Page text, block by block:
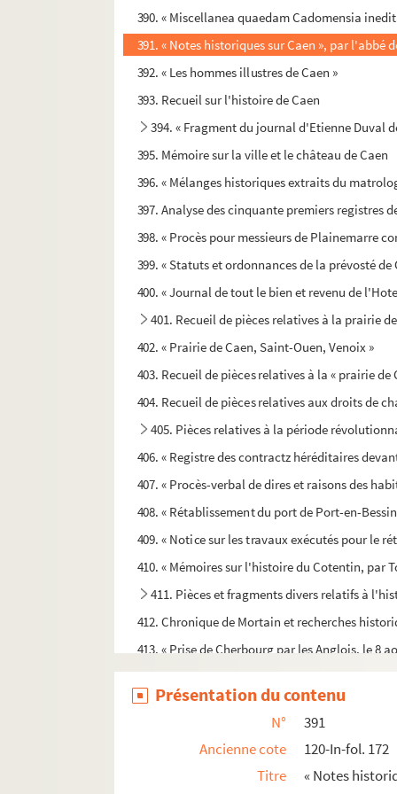
390. « Miscellanea quaedam Cadomensia
391. « Notes historiques sur Caen », par l'abbé
392. « Les hommes illustres de Caen »
393. Recueil sur l'histoire de Caen
394. « Fragment du journal d'Etienne Duval
395. Mémoire sur la ville et le château de Caen
396. « Mélanges historiques extraits du
397. Analyse des cinquante premiers registres
398. « Procès pour messieurs de Plainemarre
399. « Statuts et ordonnances de la prévosté
400. « Journal de tout le bien et revenu de
401. Recueil de pièces relatives à la prairie
402. « Prairie de Caen, Saint-Ouen, Venoix »
403. Recueil de pièces relatives à la « prairie
404. Recueil de pièces relatives aux droits de
405. Pièces relatives à la période
406. « Registre des contractz héréditaires
407. « Procès-verbal de dires et raisons des
408. « Rétablissement du port de Port-en-
409. « Notice sur les travaux exécutés pour le
410. « Mémoires sur l'histoire du Cotentin, par
411. Pièces et fragments divers relatifs à
412. Chronique de Mortain et recherches
413. « Prise de Cherbourg par les Anglois, le 8
414. « Prise de la ville de Cherbourg par les
415. Copies de pièces relatives à la maison
416. Notes manuscrites de M. Jean-Achille
417. « Éboulement du puits de Saint-Hilaire.
418. « Mémoire sur la Flandre Flamingante »
Présentation du contenu
N°
391
Ancienne cote
120-In-fol. 172
Titre
« Notes